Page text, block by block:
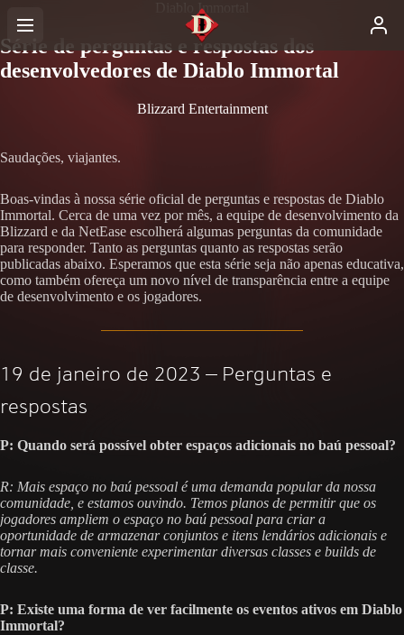
Diablo Immortal
Série de perguntas e respostas dos
desenvolvedores de Diablo Immortal
Blizzard Entertainment
Saudações, viajantes.
Boas-vindas à nossa série oficial de perguntas e respostas de Diablo
Immortal. Cerca de uma vez por mês, a equipe de desenvolvimento da
Blizzard e da NetEase escolherá algumas perguntas da comunidade
para responder. Tanto as perguntas quanto as respostas serão
publicadas abaixo. Esperamos que esta série seja não apenas educativa,
como também ofereça um novo nível de transparência entre a equipe
de desenvolvimento e os jogadores.
19 de janeiro de 2023 — Perguntas e
respostas
P: Quando será possível obter espaços adicionais no baú pessoal?
R: Mais espaço no baú pessoal é uma demanda popular da nossa
comunidade, e estamos ouvindo. Temos planos de permitir que os
jogadores ampliem o espaço no baú pessoal para criar a
oportunidade de armazenar conjuntos e itens lendários adicionais e
tornar mais conveniente experimentar diversas classes e builds de
classe.
P: Existe uma forma de ver facilmente os eventos ativos em Diablo
Immortal?